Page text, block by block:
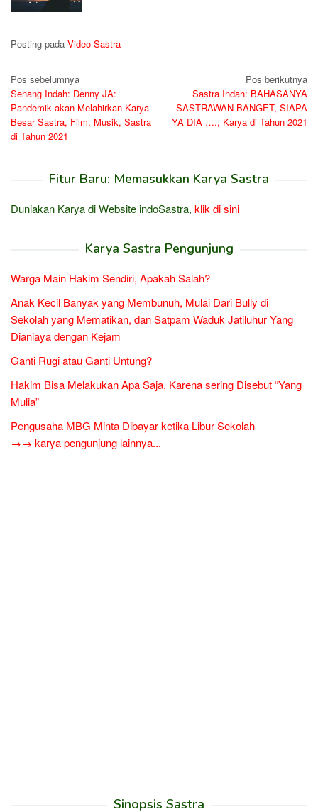
Posting pada Video Sastra
Navigasi
pos
Pos sebelumnya
Senang Indah: Denny JA:
Pandemik akan Melahirkan Karya
Besar Sastra, Film, Musik, Sastra
di Tahun 2021
Pos berikutnya
Sastra Indah: BAHASANYA
SASTRAWAN BANGET, SIAPA
YA DIA …., Karya di Tahun 2021
Fitur Baru: Memasukkan Karya Sastra
Duniakan Karya di Website indoSastra, klik di sini
Karya Sastra Pengunjung
Warga Main Hakim Sendiri, Apakah Salah?
Anak Kecil Banyak yang Membunuh, Mulai Dari Bully di
Sekolah yang Mematikan, dan Satpam Waduk Jatiluhur Yang
Dianiaya dengan Kejam
Ganti Rugi atau Ganti Untung?
Hakim Bisa Melakukan Apa Saja, Karena sering Disebut “Yang
Mulia”
Pengusaha MBG Minta Dibayar ketika Libur Sekolah
→→ karya pengunjung lainnya...
Sinopsis Sastra